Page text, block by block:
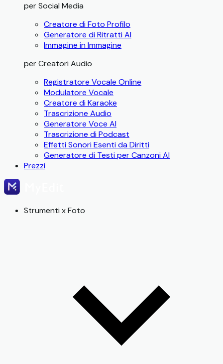
per Social Media
Creatore di Foto Profilo
Generatore di Ritratti AI
Immagine in Immagine
per Creatori Audio
Registratore Vocale Online
Modulatore Vocale
Creatore di Karaoke
Trascrizione Audio
Generatore Voce AI
Trascrizione di Podcast
Effetti Sonori Esenti da Diritti
Generatore di Testi per Canzoni AI
Prezzi
Strumenti x Foto